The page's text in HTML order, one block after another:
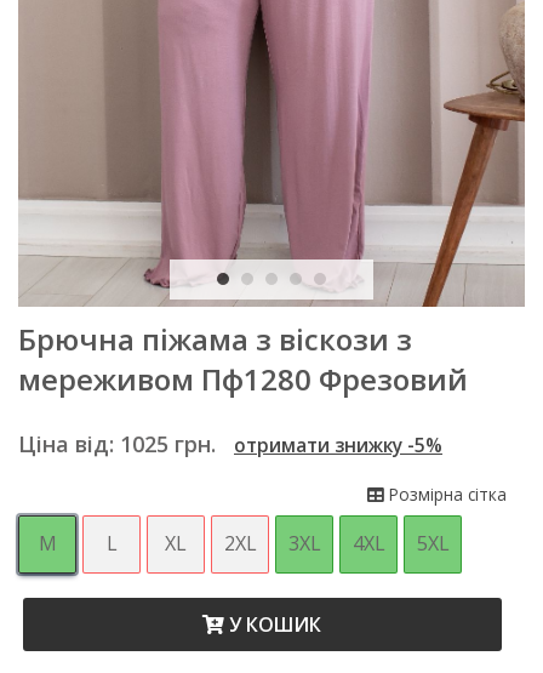
Брючна піжама з віскози з
мереживом Пф1280 Фрезовий
Ціна від: 1025 грн. отримати знижку -5%
Розмірна сітка
M L XL 2XL 3XL 4XL 5XL
У КОШИК